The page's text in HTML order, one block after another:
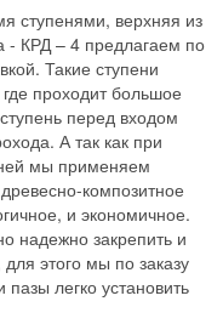
ступенями, верхняя из
- КРД – 4 предлагаем по
Такие ступени
проходит большое
перед входом
А так как при
мы применяем
композитное
и экономичное.
надежно закрепить и
этого мы по заказу
легко установить